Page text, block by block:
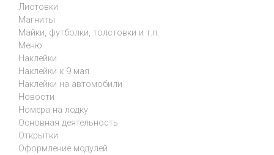
Листовки
Магниты
Майки, футболки, толстовки и т.п.
Меню
Наклейки
Наклейки к 9 мая
Наклейки на автомобили
Новости
Номера на лодку
Основная деятельность
Открытки
Оформление модулей